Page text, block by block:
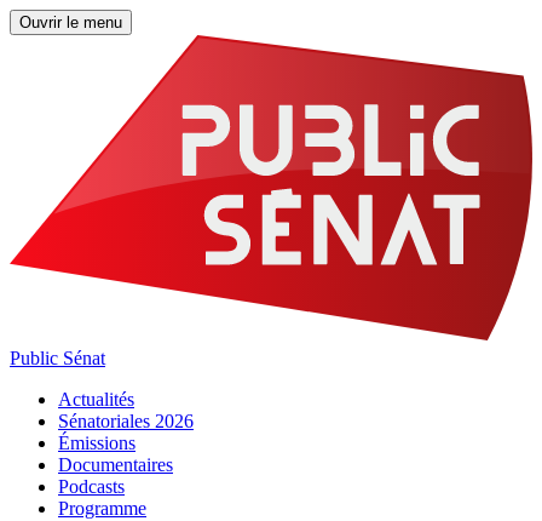
Ouvrir le menu
Public Sénat
Actualités
Sénatoriales 2026
Émissions
Documentaires
Podcasts
Programme